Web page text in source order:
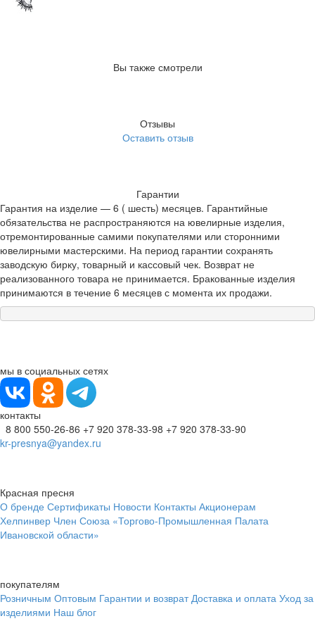
Вы также смотрели
Отзывы
Оставить отзыв
Гарантии
Гарантия на изделие — 6 ( шесть) месяцев. Гарантийные
обязательства не распространяются на ювелирные изделия,
отремонтированные самими покупателями или сторонними
ювелирными мастерскими. На период гарантии сохранять
заводскую бирку, товарный и кассовый чек. Возврат не
реализованного товара не принимается. Бракованные изделия
принимаются в течение 6 месяцев с момента их продажи.
мы в социальных сетях
контакты
8 800 550-26-86 +7 920 378-33-98 +7 920 378-33-90
kr-presnya@yandex.ru
Красная пресня
О бренде Сертификаты Новости Контакты Акционерам
Хелпинвер Член Союза «Торгово-Промышленная Палата
Ивановской области»
покупателям
Розничным Оптовым Гарантии и возврат Доставка и оплата Уход за
изделиями Наш блог